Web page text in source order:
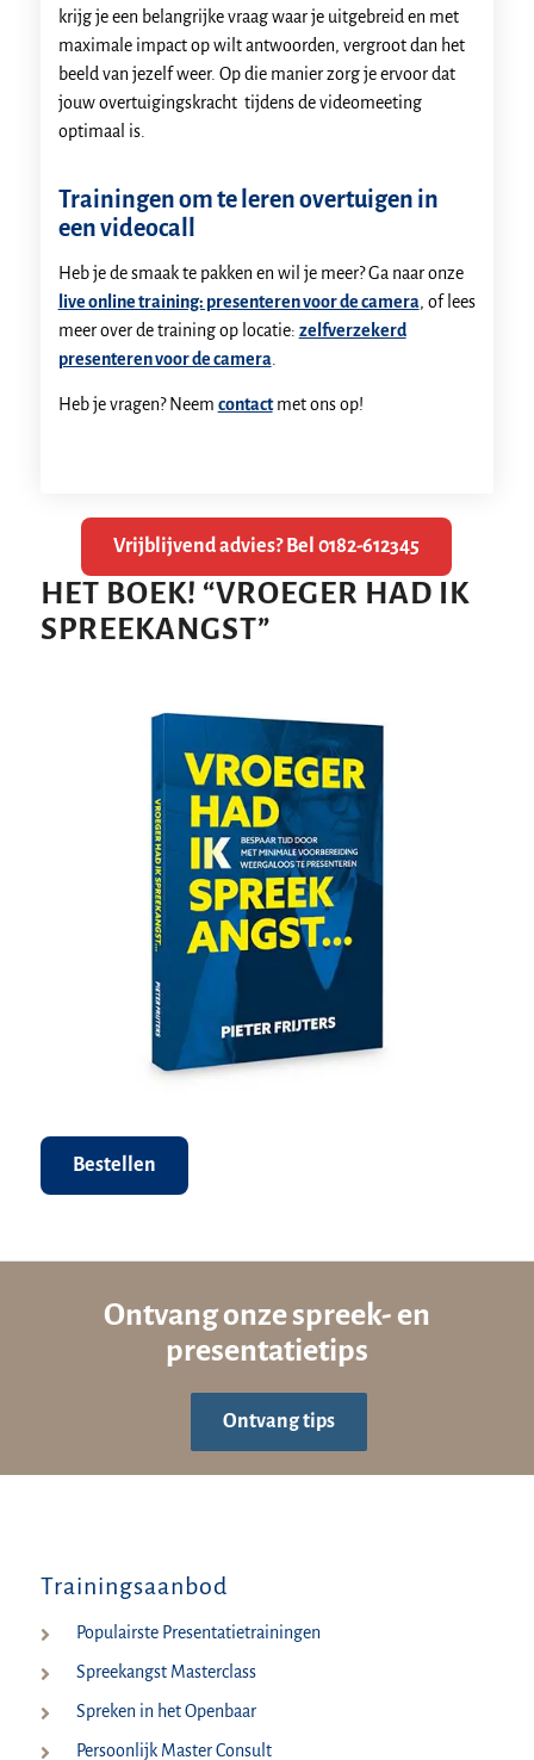
krijg je een belangrijke vraag waar je uitgebreid en met
maximale impact op wilt antwoorden, vergroot dan het
beeld van jezelf weer. Op die manier zorg je ervoor dat
jouw overtuigingskracht tijdens de videomeeting
optimaal is.
Trainingen om te leren overtuigen in
een videocall
Heb je de smaak te pakken en wil je meer? Ga naar onze
live online training: presenteren voor de camera, of lees
meer over de training op locatie: zelfverzekerd
presenteren voor de camera.
Heb je vragen? Neem contactmet ons op!
Vrijblijvend advies? Bel 0182-612345
HET BOEK! “VROEGER HAD IK
SPREEKANGST”
Bestellen
Ontvang onze spreek- en
presentatietips
Ontvang tips
Trainingsaanbod
Populairste Presentatietrainingen
Spreekangst Masterclass
Spreken in het Openbaar
Persoonlijk Master Consult